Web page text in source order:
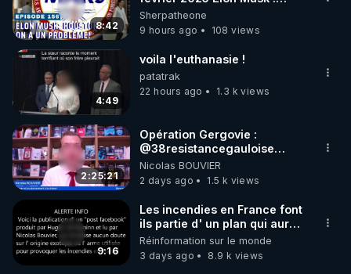
8:42
Houston , on a un problème !
Sherpatheone
9 hours ago
108 views
4:49
voila l'euthanasie !
patatrak
22 hours ago
1.3 k views
2:25:21
Opération Gergovie :
‪@38resistancegauloise‬
‪@MarionSigautOfficiel‬
‪@gladysriifard5710‬ Laëtitia
Nicolas BOUVIER
2 days ago
1.5 k views
9:16
Les incendies en France font
ils partie d' un plan qui aurait
débuté le 11 septembre 2001
?
Réinformation sur le monde
3 days ago
8.9 k views